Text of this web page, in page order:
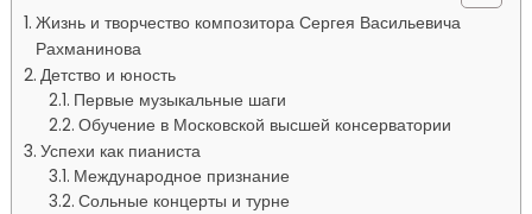
Жизнь и творчество композитора Сергея Васильевича
Рахманинова
Детство и юность
Первые музыкальные шаги
Обучение в Московской высшей консерватории
Успехи как пианиста
Международное признание
Сольные концерты и турне